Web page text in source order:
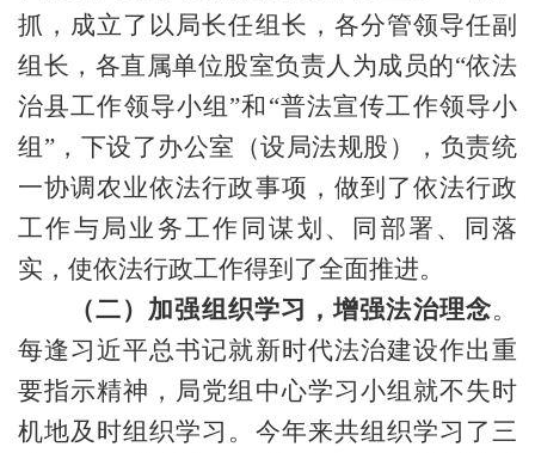
抓，成立了以局长任组长，各分管领导任副
组长，各直属单位股室负责人为成员的“依法
治县工作领导小组”和“普法宣传工作领导小
组”，下设了办公室（设局法规股），负责统
一协调农业依法行政事项，做到了依法行政
工作与局业务工作同谋划、同部署、同落
实，使依法行政工作得到了全面推进。
（二）加强组织学习，增强法治理念。
每逢习近平总书记就新时代法治建设作出重
要指示精神，局党组中心学习小组就不失时
机地及时组织学习。今年来共组织学习了三